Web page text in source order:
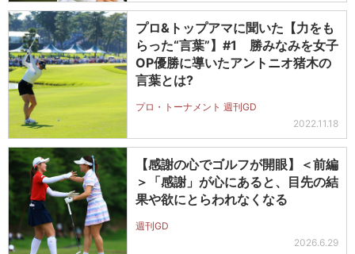
プロ&トップアマに聞いた【力をも
らった“言葉”】#1 勝みなみを女子
OP優勝に導いたアントニオ猪木の
言葉とは?
プロ・トーナメント 週刊GD
2022.11.18
【感謝の心でゴルフが開眼】＜前編
＞「感謝」が心にあると、目先の結
果や欲にとらわれなくなる
週刊GD
2026.6.29